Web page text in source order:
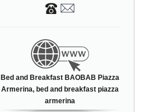
Bed and Breakfast BAOBAB Piazza
Armerina, bed and breakfast piazza
armerina